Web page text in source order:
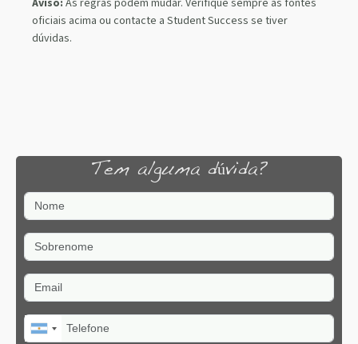
Aviso: As regras podem mudar. Verifique sempre as fontes
oficiais acima ou contacte a Student Success se tiver
dúvidas.
Tem alguma dúvida?
Nome
Sobrenome
Email
Telefone